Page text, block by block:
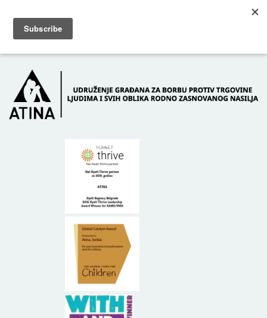
POČETNA O NAMA